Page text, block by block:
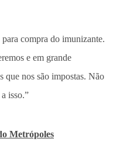
compra do imunizante.
e em grande
que nos são impostas. Não
isso.”
Metrópoles